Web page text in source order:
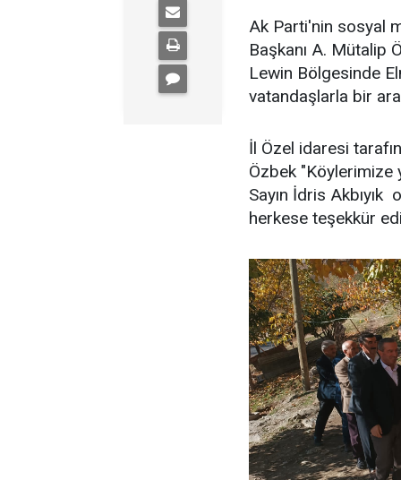
Ak Parti'nin sosyal
Başkanı A. Mütalip
Lewin Bölgesinde
vatandaşlarla bir
İl Özel idaresi
Özbek "Köylerimize
Sayın İdris
herkese teşekkür